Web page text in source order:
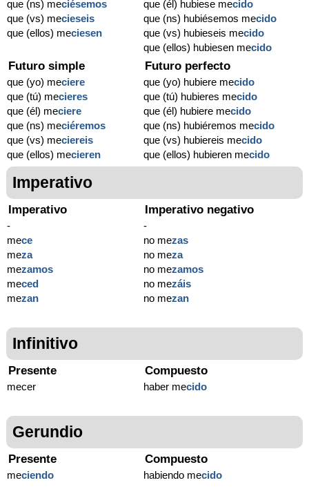
que (ns) meciésemos
que (vs) mecieseis
que (ellos) meciesen
que (él) hubiese mecido
que (ns) hubiésemos mecido
que (vs) hubieseis mecido
que (ellos) hubiesen mecido
Futuro simple
que (yo) meciere
que (tú) mecieres
que (él) meciere
que (ns) meciéremos
que (vs) meciereis
que (ellos) mecieren
Futuro perfecto
que (yo) hubiere mecido
que (tú) hubieres mecido
que (él) hubiere mecido
que (ns) hubiéremos mecido
que (vs) hubiereis mecido
que (ellos) hubieren mecido
Imperativo
Imperativo
-
mece
meza
mezamos
meced
mezan
Imperativo negativo
-
no mezas
no meza
no mezamos
no mezáis
no mezan
Infinitivo
Presente
mecer
Compuesto
haber mecido
Gerundio
Presente
meciendo
Compuesto
habiendo mecido